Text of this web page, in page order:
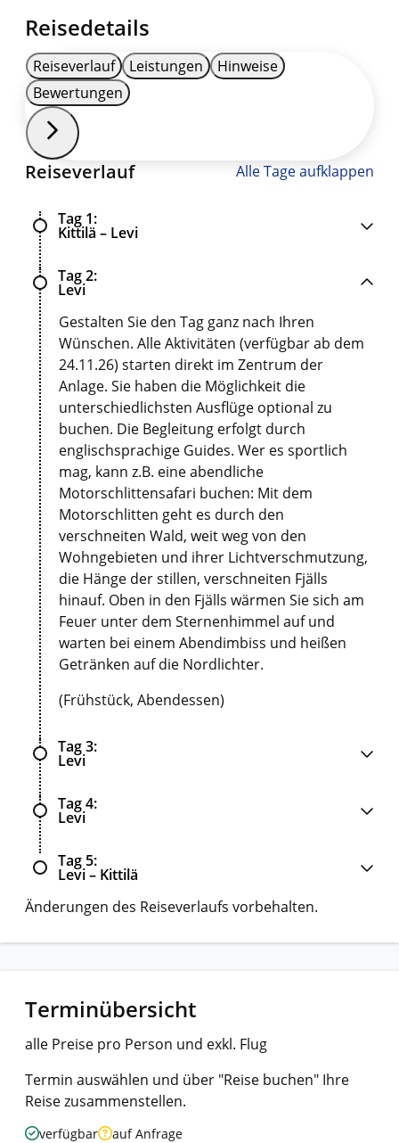
Reisedetails
Reiseverlauf Leistungen
Hinweise
Bewertungen
Reiseverlauf Alle Tage aufklappen
Tag 1
Kittilä – Levi
Tag 2
Levi
Gestalten Sie den Tag ganz nach Ihren
Wünschen. Alle Aktivitäten (verfügbar ab dem
24.11.26) starten direkt im Zentrum der
Anlage. Sie haben die Möglichkeit die
unterschiedlichsten Ausflüge optional zu
buchen. Die Begleitung erfolgt durch
englischsprachige Guides. Wer es sportlich
mag, kann z.B. eine abendliche
Motorschlittensafari buchen: Mit dem
Motorschlitten geht es durch den
verschneiten Wald, weit weg von den
Wohngebieten und ihrer Lichtverschmutzung,
die Hänge der stillen, verschneiten Fjälls
hinauf. Oben in den Fjälls wärmen Sie sich am
Feuer unter dem Sternenhimmel auf und
warten bei einem Abendimbiss und heißen
Getränken auf die Nordlichter.
(Frühstück, Abendessen)
Tag 3
Levi
Tag 4
Levi
Tag 5
Levi – Kittilä
Änderungen des Reiseverlaufs vorbehalten.
Terminübersicht
alle Preise pro Person und exkl. Flug
Termin auswählen und über "Reise buchen" Ihre
Reise zusammenstellen.
verfügbar auf Anfrage